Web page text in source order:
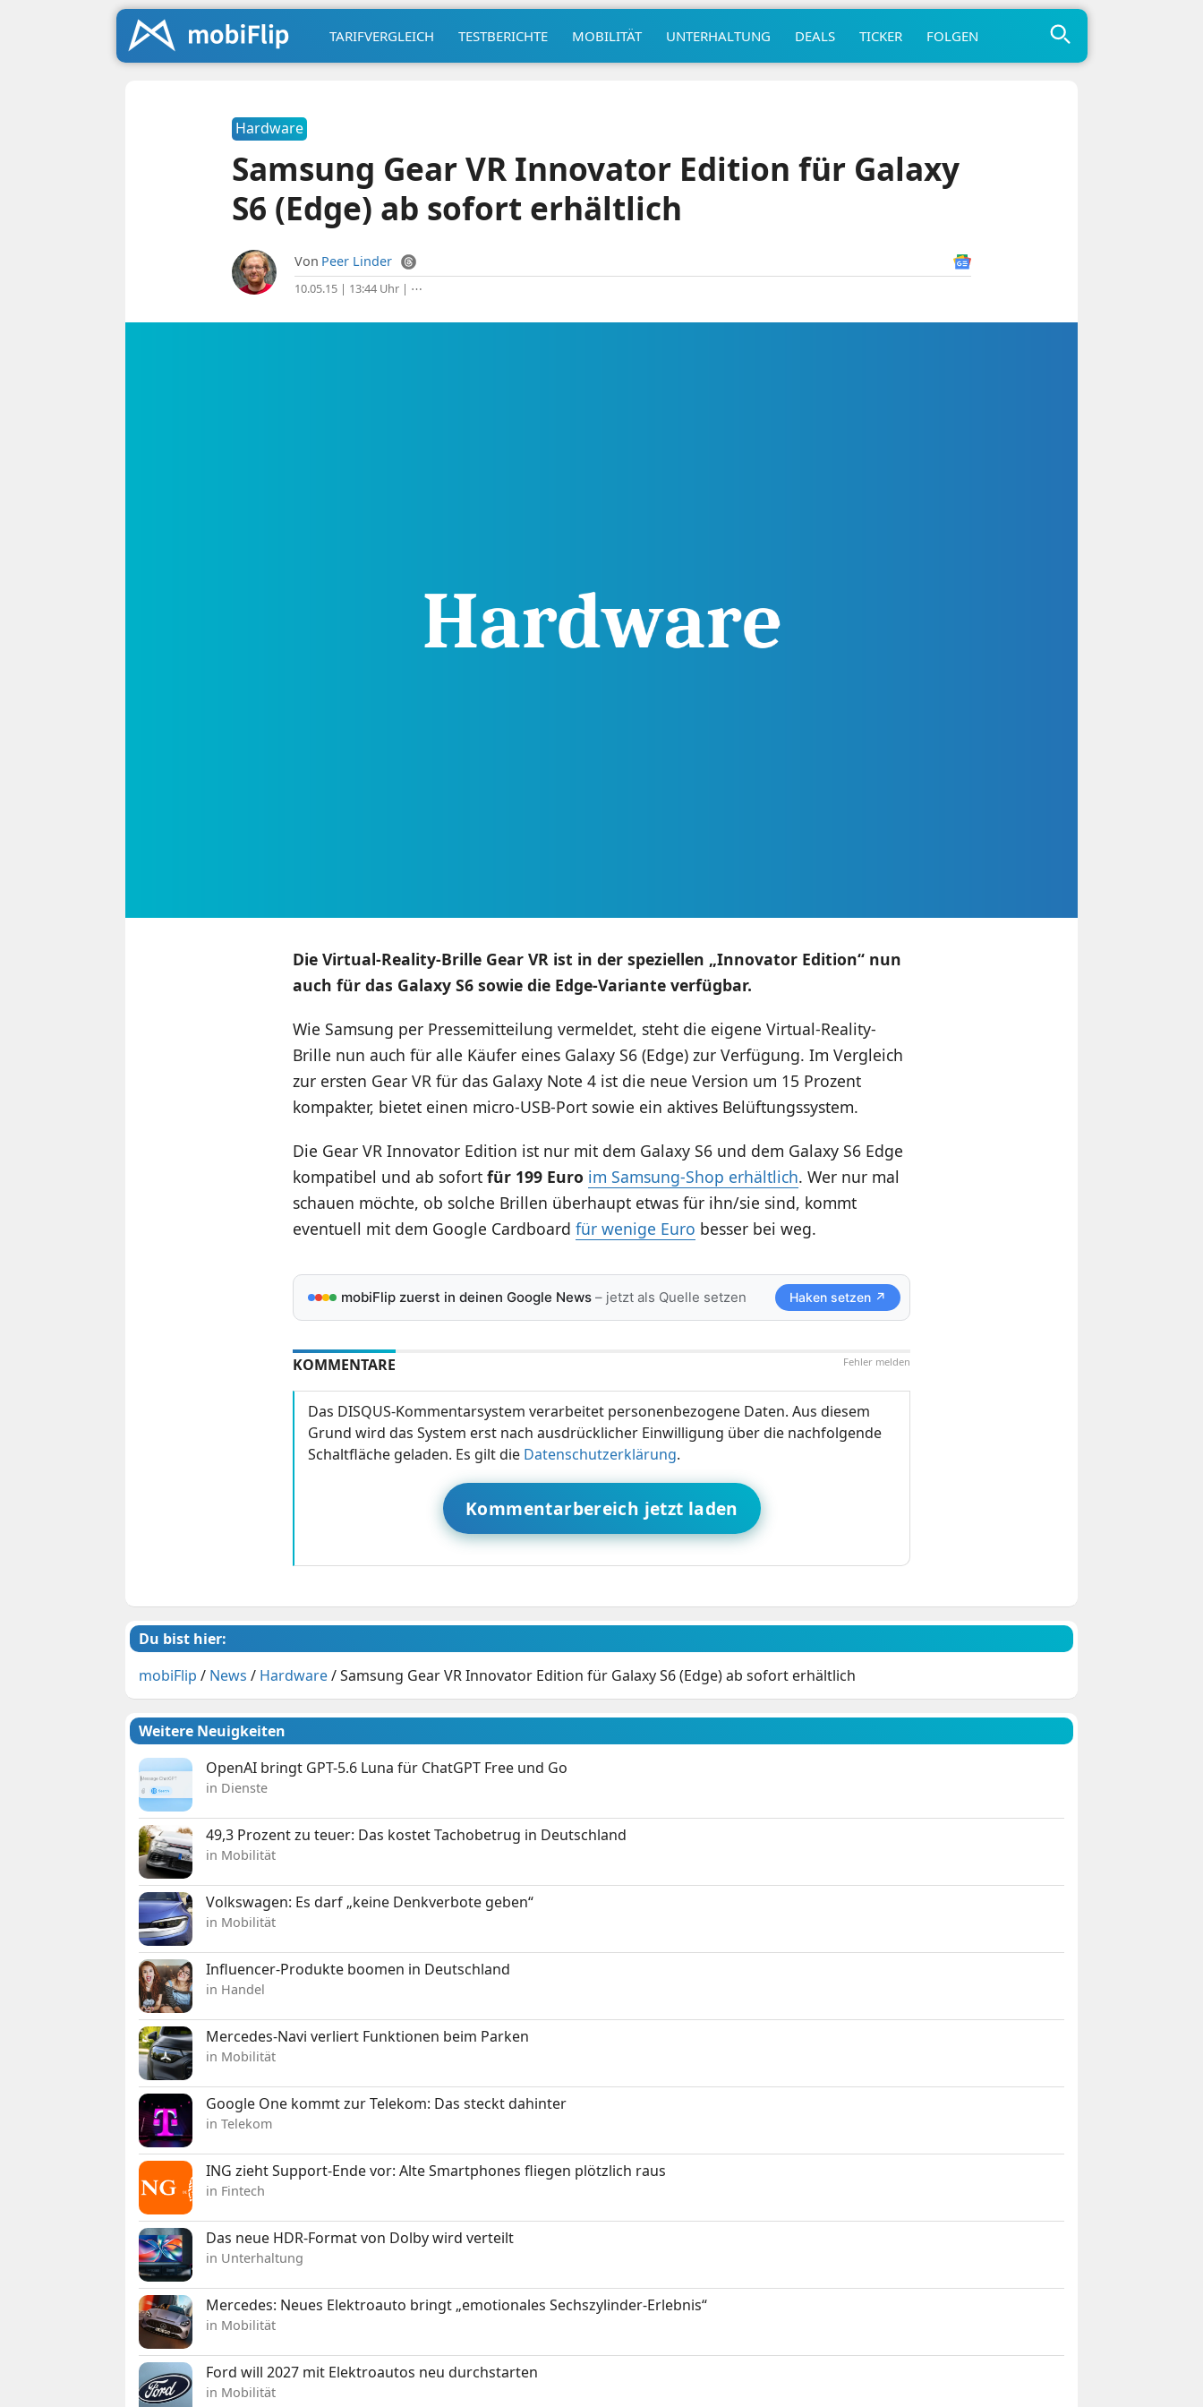
TARIFVERGLEICH TESTBERICHTE MOBILITÄT UNTERHALTUNG DEALS TICKER FOLGEN
Hardware
Samsung Gear VR Innovator Edition für Galaxy
S6 (Edge) ab sofort erhältlich
Von Peer Linder
10.05.15 | 13:44 Uhr| ⋯
Die Virtual-Reality-Brille Gear VR ist in der speziellen „Innovator Edition“ nun
auch für das Galaxy S6 sowie die Edge-Variante verfügbar.
Wie Samsung per Pressemitteilung vermeldet, steht die eigene Virtual-Reality-
Brille nun auch für alle Käufer eines Galaxy S6 (Edge) zur Verfügung. Im Vergleich
zur ersten Gear VR für das Galaxy Note 4 ist die neue Version um 15 Prozent
kompakter, bietet einen micro-USB-Port sowie ein aktives Belüftungssystem.
Die Gear VR Innovator Edition ist nur mit dem Galaxy S6 und dem Galaxy S6 Edge
kompatibel und ab sofort für 199 Euro im Samsung-Shop erhältlich. Wer nur mal
schauen möchte, ob solche Brillen überhaupt etwas für ihn/sie sind, kommt
eventuell mit dem Google Cardboard für wenige Euro besser bei weg.
mobiFlip zuerst in deinen Google News– jetzt als Quelle setzen Haken setzen ↗
Fehler melden
KOMMENTARE
Das DISQUS-Kommentarsystem verarbeitet personenbezogene Daten. Aus diesem
Grund wird das System erst nach ausdrücklicher Einwilligung über die nachfolgende
Schaltfläche geladen. Es gilt die Datenschutzerklärung.
Kommentarbereich jetzt laden
Du bist hier:
mobiFlip / News / Hardware/Samsung Gear VR Innovator Edition für Galaxy S6 (Edge) ab sofort erhältlich
Weitere Neuigkeiten
OpenAI bringt GPT-5.6 Luna für ChatGPT Free und Go
in Dienste
49,3 Prozent zu teuer: Das kostet Tachobetrug in Deutschland
in Mobilität
Volkswagen: Es darf „keine Denkverbote geben“
in Mobilität
Influencer-Produkte boomen in Deutschland
in Handel
Mercedes-Navi verliert Funktionen beim Parken
in Mobilität
Google One kommt zur Telekom: Das steckt dahinter
in Telekom
ING zieht Support-Ende vor: Alte Smartphones fliegen plötzlich raus
in Fintech
Das neue HDR-Format von Dolby wird verteilt
in Unterhaltung
Mercedes: Neues Elektroauto bringt „emotionales Sechszylinder-Erlebnis“
in Mobilität
Ford will 2027 mit Elektroautos neu durchstarten
in Mobilität